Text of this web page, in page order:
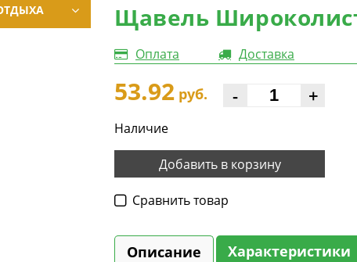
Щавель
Оплата Доставка
53.92 руб. - +
Наличие
Добавить в корзину
Cравнить товар
Описание Характеристики